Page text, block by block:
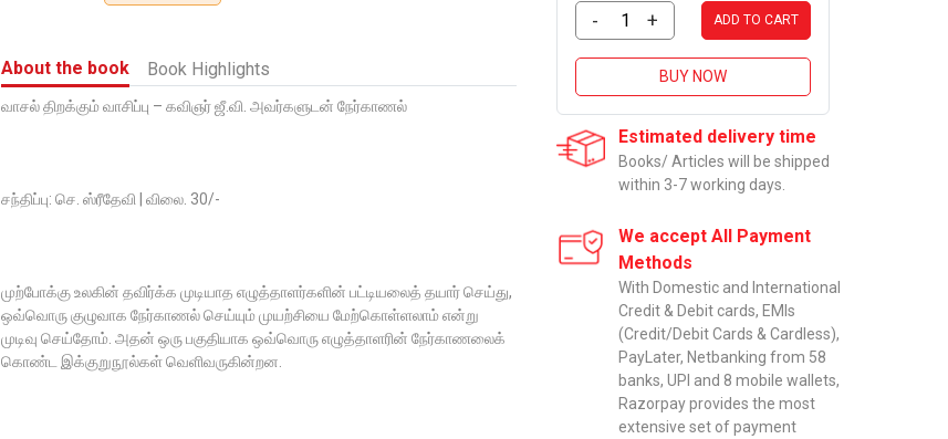
About the book Book Highlights
வாசல் திறக்கும் வாசிப்பு – கவிஞர் ஜீ.வி. அவர்களுடன் நேர்காணல்
சந்திப்பு: செ. ஸ்ரீதேவி | விலை. 30/-
முற்போக்கு உலகின் தவிர்க்க முடியாத எழுத்தாளர்களின் பட்டியலைத் தயார் செய்து,
ஒவ்வொரு குழுவாக நேர்காணல் செய்யும் முயற்சியை மேற்கொள்ளலாம் என்று
முடிவு செய்தோம். அதன் ஒரு பகுதியாக ஒவ்வொரு எழுத்தாளரின் நேர்காணலைக்
கொண்ட இக்குறுநூல்கள் வெளிவருகின்றன.
- + ADD TO CART
BUY NOW
Estimated delivery time
Books/ Articles will be shipped
within 3-7 working days.
We accept All Payment
Methods
With Domestic and International
Credit & Debit cards, EMIs
(Credit/Debit Cards & Cardless),
PayLater, Netbanking from 58
banks, UPI and 8 mobile wallets,
Razorpay provides the most
extensive set of payment